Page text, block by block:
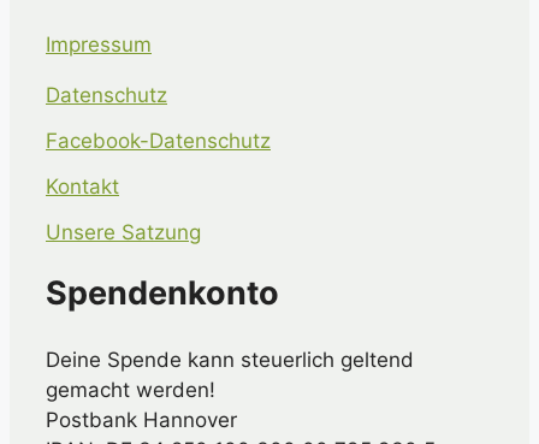
Impressum
Datenschutz
Facebook-Datenschutz
Kontakt
Unsere Satzung
Spendenkonto
Deine Spende kann steuerlich geltend
gemacht werden!
Postbank Hannover